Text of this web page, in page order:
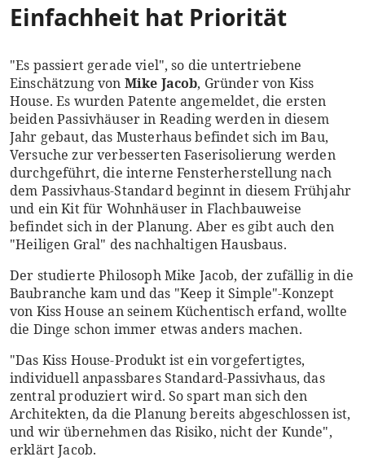
Einfachheit hat Priorität
"Es passiert gerade viel", so die untertriebene
Einschätzung von Mike Jacob, Gründer von Kiss
House. Es wurden Patente angemeldet, die ersten
beiden Passivhäuser in Reading werden in diesem
Jahr gebaut, das Musterhaus befindet sich im Bau,
Versuche zur verbesserten Faserisolierung werden
durchgeführt, die interne Fensterherstellung nach
dem Passivhaus-Standard beginnt in diesem Frühjahr
und ein Kit für Wohnhäuser in Flachbauweise
befindet sich in der Planung. Aber es gibt auch den
"Heiligen Gral" des nachhaltigen Hausbaus.
Der studierte Philosoph Mike Jacob, der zufällig in die
Baubranche kam und das "Keep it Simple"-Konzept
von Kiss House an seinem Küchentisch erfand, wollte
die Dinge schon immer etwas anders machen.
"Das Kiss House-Produkt ist ein vorgefertigtes,
individuell anpassbares Standard-Passivhaus, das
zentral produziert wird. So spart man sich den
Architekten, da die Planung bereits abgeschlossen ist,
und wir übernehmen das Risiko, nicht der Kunde",
erklärt Jacob.